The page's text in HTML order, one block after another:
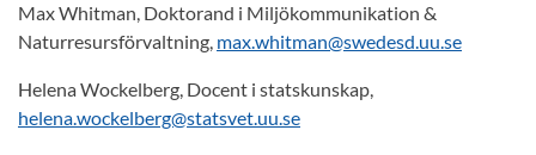
Max Whitman, Doktorand i Miljökommunikation &
Naturresursförvaltning, max.whitman@swedesd.uu.se
Helena Wockelberg, Docent i statskunskap,
helena.wockelberg@statsvet.uu.se